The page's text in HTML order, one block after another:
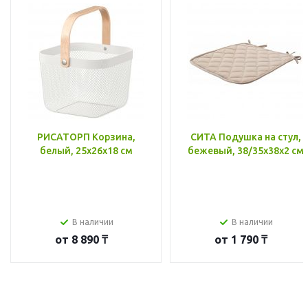
РИСАТОРП Корзина,
белый, 25x26x18 см
В наличии
от 8 890 ₸
СИТА Подушка на стул,
бежевый, 38/35x38x2 см
В наличии
от 1 790 ₸